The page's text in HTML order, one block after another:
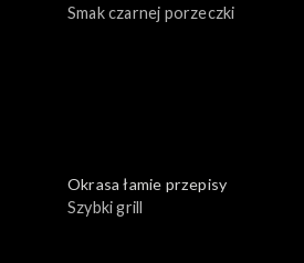
Smak czarnej porzeczki
Okrasa łamie przepisy
Szybki grill